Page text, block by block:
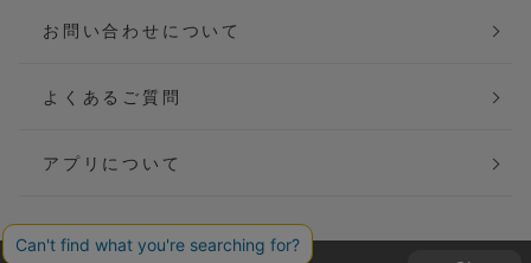
お問い合わせについて
よくあるご質問
アプリについて